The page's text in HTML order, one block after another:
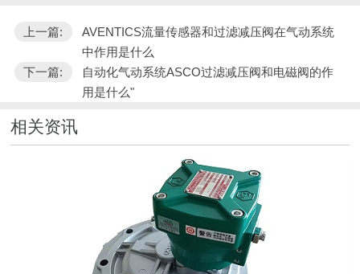
上一篇:
AVENTICS流量传感器和过滤减压阀在气动系统
中作用是什么
下一篇:
自动化气动系统ASCO过滤减压阀和电磁阀的作
用是什么"
相关资讯